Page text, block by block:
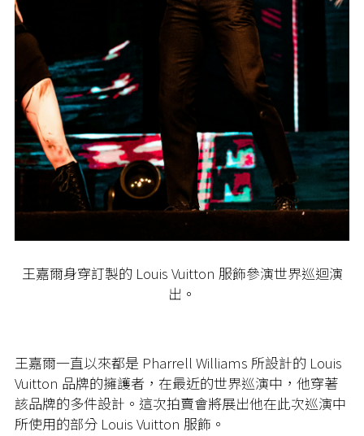
王嘉爾身穿訂製的 Louis Vuitton 服飾參演世界巡迴演
出。
王嘉爾一直以來都是 Pharrell Williams 所設計的 Louis
Vuitton 品牌的擁護者，在最近的世界巡演中，他穿著
該品牌的多件設計。這次拍賣會將展出他在此次巡演中
所使用的部分 Louis Vuitton 服飾。